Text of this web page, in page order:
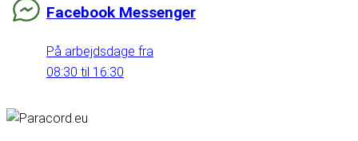
Facebook Messenger
På arbejdsdage fra
08:30 til 16:30